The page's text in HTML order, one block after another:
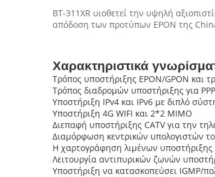
BT-311XR υιοθετεί την υψηλή
απόδοση των προτύπων EPON της
Χαρακτηριστικά
Τρόπος υποστήριξης EPON/GPON και
Τρόπος διαδρομών υποστήριξης για
Υποστήριξη IPv4 και IPv6 με διπλό
Υποστήριξη 4G WIFI και 2*2 MIMO
Διεπαφή υποστήριξης CATV για την
Διαμόρφωση κεντρικών υπολογιστών
Η χαρτογράφηση λιμένων υποστήριξης
Λειτουργία αντιπυρικών ζωνών
Υποστήριξη να κατασκοπεύσει IGMP/